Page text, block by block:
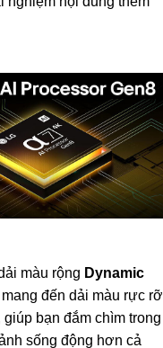
màu rộng Dynamic
mang đến dải màu rực rỡ
bạn đắm chìm trong
sống động hơn cả